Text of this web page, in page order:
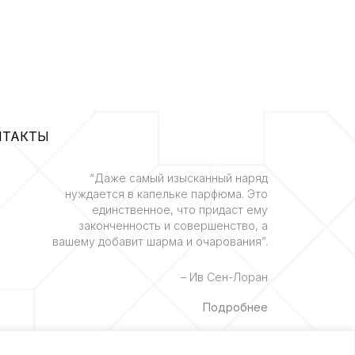
“Даже самый изысканный наряд
нуждается в капельке парфюма. Это
единственное, что придаст ему
законченность и совершенство, а
вашему добавит шарма и очарования”.
– Ив Сен-Лоран
Подробнее